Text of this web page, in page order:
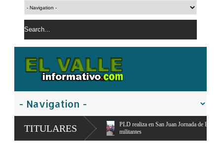
TITULARESPLD realiza en San Juan Jornada de Esfuerzo Concentrado,moviliza
militantes